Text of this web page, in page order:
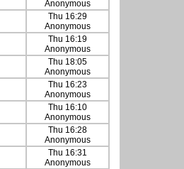
Anonymous
Thu 16:29
Anonymous
Thu 16:19
Anonymous
Thu 18:05
Anonymous
Thu 16:23
Anonymous
Thu 16:10
Anonymous
Thu 16:28
Anonymous
Thu 16:31
Anonymous